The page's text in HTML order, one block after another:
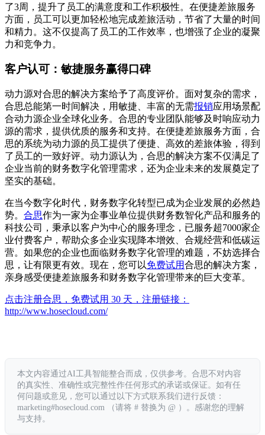
了3周，提升了员工的满意度和工作积极性。在便捷差旅服务
方面，员工可以更加轻松地完成差旅活动，节省了大量的时间
和精力。这不仅提高了员工的工作效率，也增强了企业的凝聚
力和竞争力。
客户认可：敏捷服务赢得口碑
动力源对合思的解决方案给予了高度评价。面对复杂的需求，
合思总能第一时间解决，用敏捷、丰富的无需报销应用场景配
合动力源企业全球化业务。合思的专业团队能够及时响应动力
源的需求，提供优质的服务和支持。在便捷差旅服务方面，合
思的系统为动力源的员工提供了便捷、高效的差旅体验，得到
了员工的一致好评。动力源认为，合思的解决方案不仅满足了
企业当前的财务数字化管理需求，还为企业未来的发展奠定了
坚实的基础。
在当今数字化时代，财务数字化转型已成为企业发展的必然趋
势。 合思作为一家为企事业单位提供财务数智化产品和服务的
科技公司，秉承以客户为中心的服务理念，已服务超7000家企
业付费客户，帮助众多企业实现降本增效、合规经营和低碳运
营。如果您的企业也面临财务数字化管理的难题，不妨选择合
思，让有限更有效。现在，您可以免费试用合思的解决方案，
亲身感受便捷差旅服务和财务数字化管理带来的巨大变革。
点击注册合思，免费试用 30 天，注册链接：
http://www.hosecloud.com/
本文内容通过AI工具智能整合而成，仅供参考。合思不对内容
的真实性、准确性或完整性作任何形式的承诺或保证。如有任
何问题或意见，您可以通过以下方式联系我们进行反馈：
marketing#hosecloud.com （请将 # 替换为 @ ）。感谢您的理解
与支持。